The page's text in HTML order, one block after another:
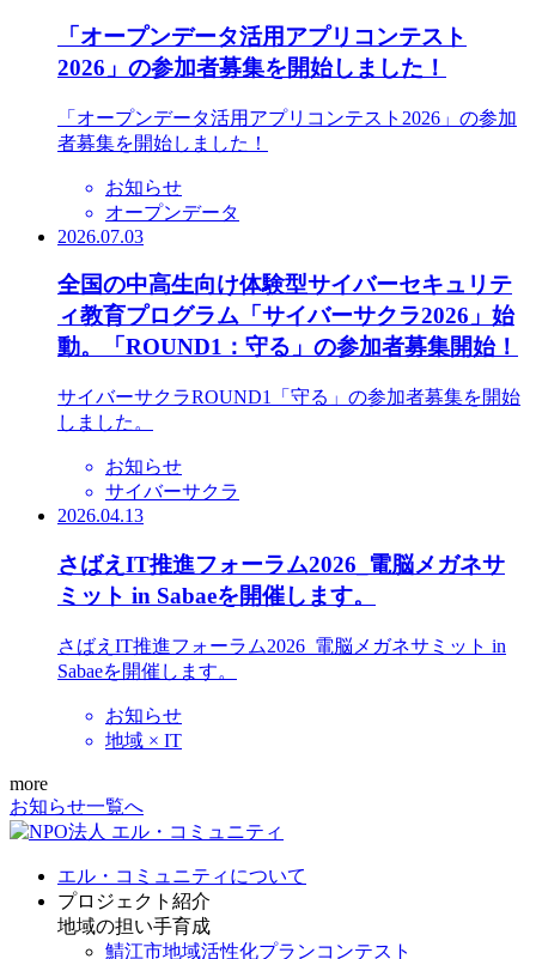
「オープンデータ活用アプリコンテスト
2026」の参加者募集を開始しました！
「オープンデータ活用アプリコンテスト2026」の参加
者募集を開始しました！
お知らせ
オープンデータ
2026.07.03
全国の中高生向け体験型サイバーセキュリテ
ィ教育プログラム「サイバーサクラ2026」始
動。「ROUND1：守る」の参加者募集開始！
サイバーサクラROUND1「守る」の参加者募集を開始
しました。
お知らせ
サイバーサクラ
2026.04.13
さばえIT推進フォーラム2026_電脳メガネサ
ミット in Sabaeを開催します。
さばえIT推進フォーラム2026_電脳メガネサミット in
Sabaeを開催します。
お知らせ
地域 × IT
more
お知らせ一覧へ
エル・コミュニティについて
プロジェクト紹介
地域の担い手育成
鯖江市地域活性化プランコンテスト